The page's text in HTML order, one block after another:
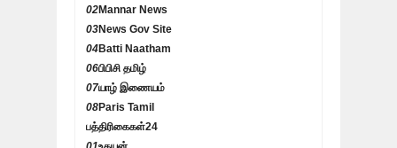
02Mannar News
03News Gov Site
04Batti Naatham
06பிபிசி தமிழ்
07யாழ் இணையம்
08Paris Tamil
பத்திரிகைகள்24